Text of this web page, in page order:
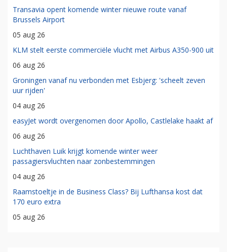
Transavia opent komende winter nieuwe route vanaf
Brussels Airport
05 aug 26
KLM stelt eerste commerciële vlucht met Airbus A350-900 uit
06 aug 26
Groningen vanaf nu verbonden met Esbjerg: 'scheelt zeven
uur rijden'
04 aug 26
easyJet wordt overgenomen door Apollo, Castlelake haakt af
06 aug 26
Luchthaven Luik krijgt komende winter weer
passagiersvluchten naar zonbestemmingen
04 aug 26
Raamstoeltje in de Business Class? Bij Lufthansa kost dat
170 euro extra
05 aug 26